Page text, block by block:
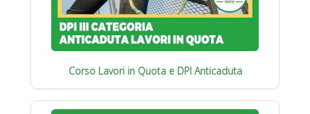
Corso Lavori in Quota e DPI Anticaduta